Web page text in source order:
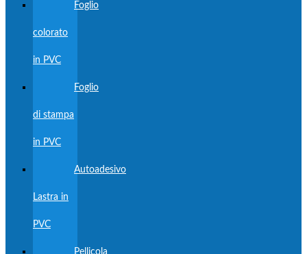
Foglio
colorato
in PVC
Foglio
di stampa
in PVC
Autoadesivo
Lastra in
PVC
Pellicola